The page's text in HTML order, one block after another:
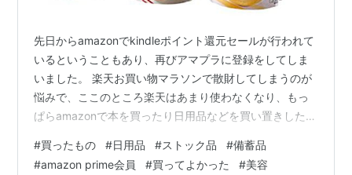
先日からamazonでkindleポイント還元セールが行われて
いるということもあり、再びアマプラに登録をしてしま
いました。 楽天お買い物マラソンで散財してしまうのが
悩みで、ここのところ楽天はあまり使わなくなり、もっ
ぱらamazonで本を買ったり日用品などを買い置きしたり
種×3個(白がゆ3個、梅がゆ3個、玉子がゆ3個)【セット
買い】 おかゆ Amazon 【第1類医薬品】ロキソニンS 12
#買ったもの #日用品 #ストック品 #備蓄品
#amazon prime会員 #買ってよかった #美容